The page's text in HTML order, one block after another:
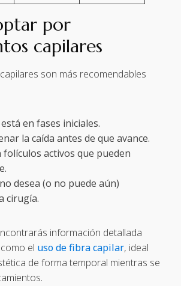
por
capilares
son más recomendables
en fases iniciales.
la caída antes de que avance.
folículos activos que pueden
desea (o no puede aún)
cirugía.
información detallada
el uso de fibra capilar, ideal
de forma temporal mientras se